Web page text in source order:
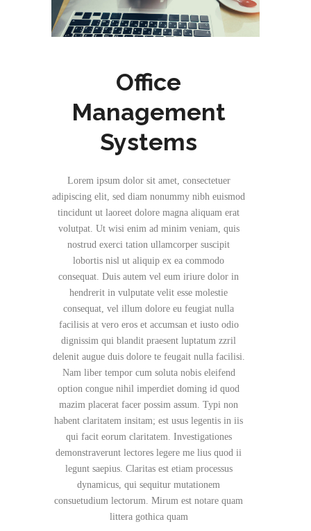
Office
Management
Systems
Lorem ipsum dolor sit amet, consectetuer
adipiscing elit, sed diam nonummy nibh euismod
tincidunt ut laoreet dolore magna aliquam erat
volutpat. Ut wisi enim ad minim veniam, quis
nostrud exerci tation ullamcorper suscipit
lobortis nisl ut aliquip ex ea commodo
consequat. Duis autem vel eum iriure dolor in
hendrerit in vulputate velit esse molestie
consequat, vel illum dolore eu feugiat nulla
facilisis at vero eros et accumsan et iusto odio
dignissim qui blandit praesent luptatum zzril
delenit augue duis dolore te feugait nulla facilisi.
Nam liber tempor cum soluta nobis eleifend
option congue nihil imperdiet doming id quod
mazim placerat facer possim assum. Typi non
habent claritatem insitam; est usus legentis in iis
qui facit eorum claritatem. Investigationes
demonstraverunt lectores legere me lius quod ii
legunt saepius. Claritas est etiam processus
dynamicus, qui sequitur mutationem
consuetudium lectorum. Mirum est notare quam
littera gothica quam